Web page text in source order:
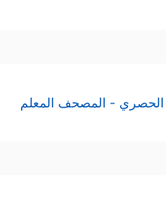
الحصري - المصحف المعلم